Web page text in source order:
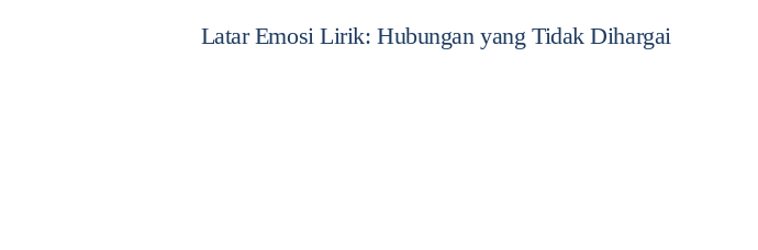
Latar Emosi Lirik: Hubungan yang Tidak Dihargai